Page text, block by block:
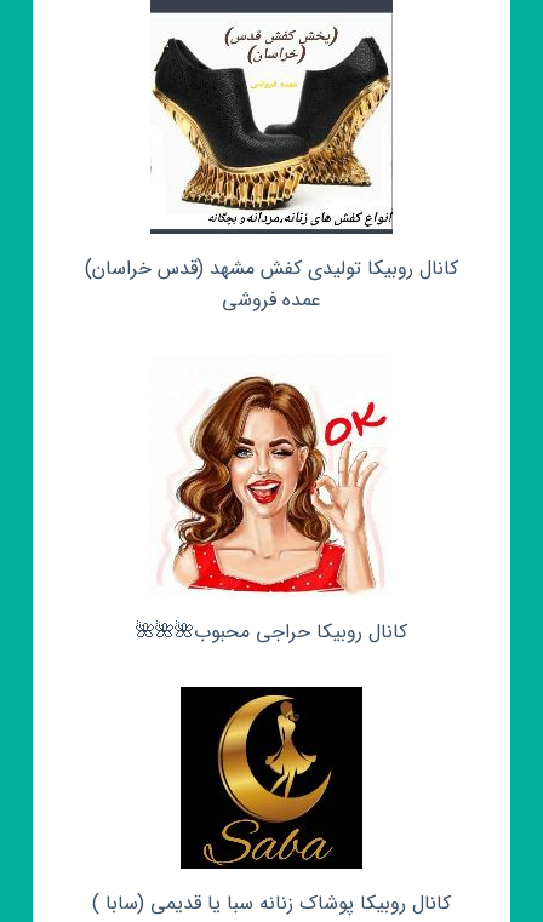
کانال روبیکا تولیدی کفش مشهد (قدس خراسان)
عمده فروشی
کانال روبیکا حراجی محبوب🌺🌺🌺
کانال روبیکا پوشاک زنانه سبا یا قدیمی (سابا )